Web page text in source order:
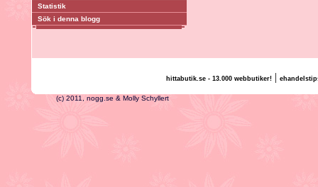
Statistik
Sök i denna blogg
hittabutik.se - 13.000 webbutiker!|
(c) 2011, nogg.se & Molly Schyllert